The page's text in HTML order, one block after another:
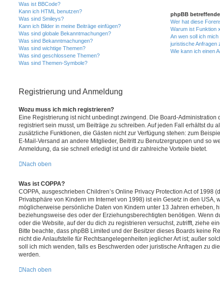
Was ist BBCode?
Kann ich HTML benutzen?
Was sind Smileys?
Kann ich Bilder in meine Beiträge einfügen?
Was sind globale Bekanntmachungen?
Was sind Bekanntmachungen?
Was sind wichtige Themen?
Was sind geschlossene Themen?
Was sind Themen-Symbole?
phpBB
Wer hat diese
Warum ist Funktion
An wen soll ich
juristische Anfragen
Wie kann ich einen
Registrierung und Anmeldung
Wozu muss ich mich registrieren?
Eine Registrierung ist nicht unbedingt zwingend. Die Board-Administration
registriert sein musst, um Beiträge zu schreiben. Auf jeden Fall erhältst du
zusätzliche Funktionen, die Gästen nicht zur Verfügung stehen: zum
E-Mail-Versand an andere Mitglieder, Beitritt zu Benutzergruppen und so
Anmeldung, da sie schnell erledigt ist und dir zahlreiche Vorteile bietet.
Nach oben
Was ist COPPA?
COPPA, ausgeschrieben Children’s Online Privacy Protection Act of 1998
Privatsphäre von Kindern im Internet von 1998) ist ein Gesetz in den USA,
möglicherweise persönliche Daten von Kindern unter 13 Jahren erheben,
beziehungsweise des oder der Erziehungsberechtigten benötigen. Wenn
oder die Website, auf der du dich zu registrieren versuchst, zutrifft, ziehe
Bitte beachte, dass phpBB Limited und der Besitzer dieses Boards keine
nicht die Anlaufstelle für Rechtsangelegenheiten jeglicher Art ist; außer
soll ich mich wenden, falls es Beschwerden oder juristische Anfragen zu
werden.
Nach oben